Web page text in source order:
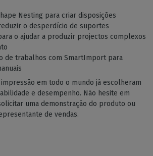
Nesting para criar disposições
o desperdício de suportes
o ajudar a produzir projectos complexos
de trabalhos com SmartImport para
em todo o mundo já escolheram
e desempenho. Não hesite em
uma demonstração do produto ou
de vendas.